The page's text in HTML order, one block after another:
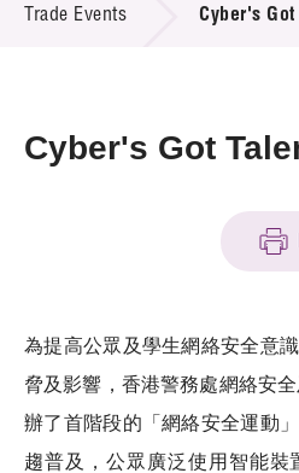
Project & Funding
Tech Articles
Membership
Trade Events Cyber's
Cyber's Got
為提高公眾及學生網絡安全意
脅及影響，香港警務處網絡安
辦了首階段的「網絡安全運動
趨普及，公眾廣泛使用智能